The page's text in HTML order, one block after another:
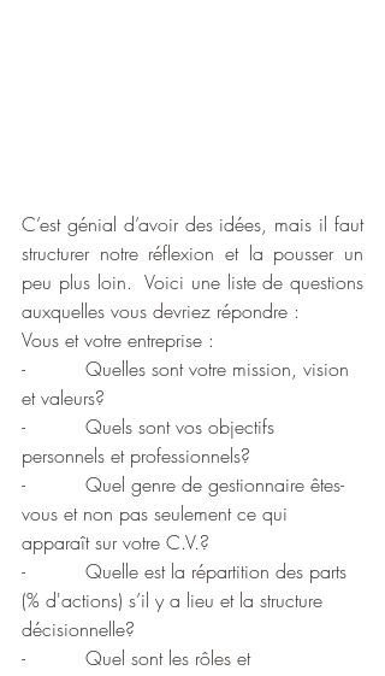
C’est génial d’avoir des idées, mais il faut
structurer notre réflexion et la pousser un
peu plus loin.  Voici une liste de questions
auxquelles vous devriez répondre :
Vous et votre entreprise :
-          Quelles sont votre mission, vision
et valeurs?
-          Quels sont vos objectifs
personnels et professionnels?
-          Quel genre de gestionnaire êtes-
vous et non pas seulement ce qui
apparaît sur votre C.V.?
-          Quelle est la répartition des parts
(% d'actions) s’il y a lieu et la structure
décisionnelle?
-          Quel sont les rôles et